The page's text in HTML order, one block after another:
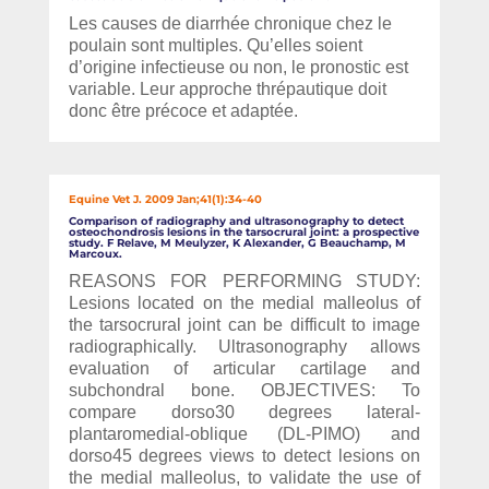
Les causes de diarrhée chronique chez le
poulain sont multiples. Qu’elles soient
d’origine infectieuse ou non, le pronostic est
variable. Leur approche thrépautique doit
donc être précoce et adaptée.
Equine Vet J. 2009 Jan;41(1):34-40
Comparison of radiography and ultrasonography to detect
osteochondrosis lesions in the tarsocrural joint: a prospective
study. F Relave, M Meulyzer, K Alexander, G Beauchamp, M
Marcoux.
REASONS FOR PERFORMING STUDY:
Lesions located on the medial malleolus of
the tarsocrural joint can be difficult to image
radiographically. Ultrasonography allows
evaluation of articular cartilage and
subchondral bone. OBJECTIVES: To
compare dorso30 degrees lateral-
plantaromedial-oblique (DL-PIMO) and
dorso45 degrees views to detect lesions on
the medial malleolus, to validate the use of